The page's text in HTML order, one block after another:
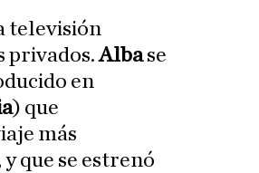
televisión
privados.Albase
en
) que
más
que se estrenó